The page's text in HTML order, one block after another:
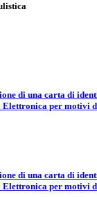
di una carta di
Elettronica per motivi
di una carta di
Elettronica per motivi